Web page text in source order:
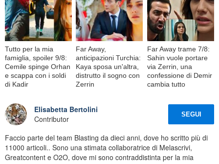
Tutto per la mia
famiglia, spoiler 9/8:
Cemile spinge Orhan
e scappa con i soldi
di Kadir
Far Away,
anticipazioni Turchia:
Kaya sposa un'altra,
distrutto il sogno con
Zerrin
Far Away trame 7/8:
Sahin vuole portare
via Zerrin, una
confessione di Demir
cambia tutto
Elisabetta Bertolini
Contributor
SEGUI
Faccio parte del team Blasting da dieci anni, dove ho scritto più di
11000 articoli.. Sono una stimata collaboratrice di Melascrivi,
Greatcontent e O2O, dove mi sono contraddistinta per la mia